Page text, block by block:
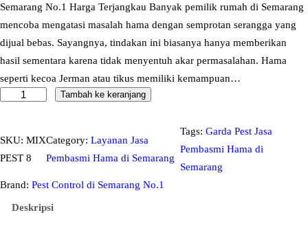
Semarang No.1 Harga Terjangkau Banyak pemilik rumah di Semarang
mencoba mengatasi masalah hama dengan semprotan serangga yang
dijual bebas. Sayangnya, tindakan ini biasanya hanya memberikan
hasil sementara karena tidak menyentuh akar permasalahan. Hama
seperti kecoa Jerman atau tikus memiliki kemampuan…
i
Tambah ke keranjang
SKU: MIX
PEST 8
Category:Layanan Jasa
Pembasmi Hama di Semarang
Tags: Garda Pest Jasa
Pembasmi Hama di
Semarang
Brand: Pest Control di Semarang No.1
Deskripsi